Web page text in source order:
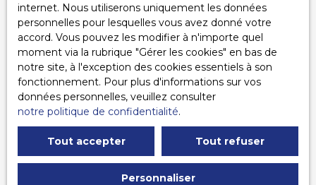
internet. Nous utiliserons uniquement les données
personnelles pour lesquelles vous avez donné votre
accord. Vous pouvez les modifier à n'importe quel
moment via la rubrique ″Gérer les cookies″ en bas de
notre site, à l'exception des cookies essentiels à son
fonctionnement. Pour plus d'informations sur vos
données personnelles, veuillez consulter
notre politique de confidentialité.
Tout accepter Tout refuser
Personnaliser